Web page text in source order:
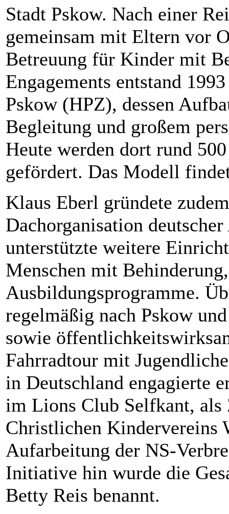
Stadt Pskow. Nach einer
gemeinsam mit Eltern vor
Betreuung für Kinder mit
Engagements entstand
Pskow (HPZ), dessen
Begleitung und großem
Heute werden dort rund
gefördert. Das Modell
Klaus Eberl gründete
Dachorganisation
unterstützte weitere
Menschen mit
Ausbildungsprogramme.
regelmäßig nach Pskow
sowie
Fahrradtour mit
in Deutschland engagierte
im Lions Club Selfkant, als
Christlichen Kindervereins
Aufarbeitung der NS-
Initiative hin wurde die
Betty Reis benannt.